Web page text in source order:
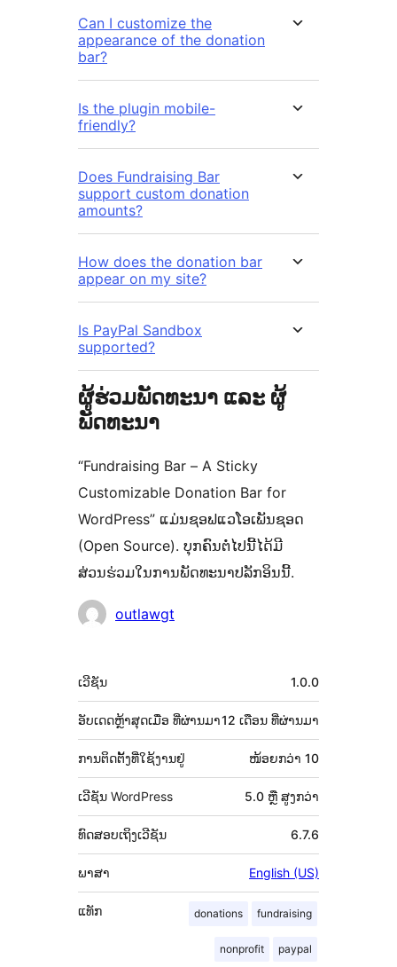
Can I customize the
appearance of the donation
bar?
Is the plugin mobile-
friendly?
Does Fundraising Bar
support custom donation
amounts?
How does the donation bar
appear on my site?
Is PayPal Sandbox
supported?
ຜູ້ຮ່ວມພັດທະນາ ແລະ ຜູ້
ພັດທະນາ
“Fundraising Bar – A Sticky
Customizable Donation Bar for
WordPress” ແມ່ນຊອຟແວໂອເພັນຊອດ
(Open Source). ບຸກຄົນຕໍ່ໄປນີ້ໄດ້ມີ
ສ່ວນຮ່ວມໃນການພັດທະນາປລັກອິນນີ້.
ຜູ້
outlawgt
ຂໍ້ມູນ
ກຳກັບ
(Meta)
ເວີຊັນ 1.0.0
ອັບເດດຫຼ້າສຸດເມື່ອ 12 ເດືອນ ທີ່ຜ່ານມາ
ທີ່ຜ່ານມາ
ການຕິດຕັ້ງທີ່ໃຊ້ງານຢູ່ ໜ້ອຍກວ່າ 10
ເວີຊັນ WordPress 5.0 ຫຼື ສູງກວ່າ
ທົດສອບເຖິງເວີຊັນ 6.7.6
ພາສາ English (US)
ແທັກ donations fundraising
nonprofit paypal